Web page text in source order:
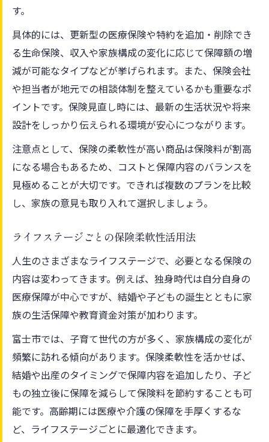
す。
具体的には、更新型の医療保険や特約を追加・削除でき
る生命保険、収入や家族構成の変化に応じて保障額の増
減が可能なタイプなどが挙げられます。また、保険会社
や担当者が地元での相談体制を整えているかも重要なポ
イントです。保険見直し時には、最新の生活状況や将来
設計をしっかり伝えられる環境が安心につながります。
注意点として、保険の柔軟性が高い商品は保険料が割高
になる場合もあるため、コストと保障内容のバランスを
見極めることが大切です。できれば複数のプランを比較
し、家族の意見も取り入れて選択しましょう。
ライフステージごとの保険柔軟性活用法
人生のさまざまなライフステージで、必要となる保険の
内容は変わってきます。例えば、独身時代は自分自身の
医療保障が中心ですが、結婚や子どもの誕生とともに家
族の生活保障や教育資金対策が加わります。
富士市では、子育て世代の方が多く、家族構成の変化が
頻繁に訪れる傾向があります。保険柔軟性を活かせば、
結婚や出産のタイミングで保障内容を追加したり、子ど
もの独立後に保障を減らして保険料を節約することも可
能です。高齢期には医療や介護の保障を手厚くするな
ど、ライフステージごとに最適化できます。